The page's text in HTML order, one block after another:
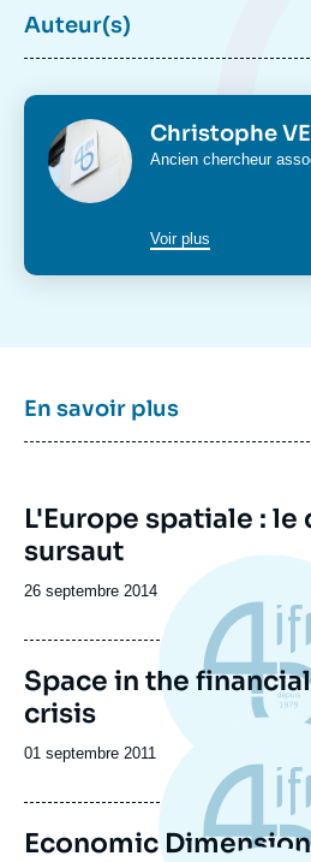
Auteur(s)
Photo Christophe
Intitulé
Ancien chercheur
Voir plus
En savoir plus
L'Europe spatiale : le
sursaut
Date
publication
26 septembre 2014
Space in the
crisis
Date
publication
01 septembre 2011
Economic
de
couverture
The impact of the
Copier